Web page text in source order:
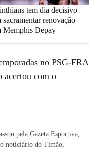
tem dia decisivo
sacramentar renovação
Memphis Depay
no PSG-FRA
acertou com o
pela Gazeta Esportiva,
noticiário do Timão,